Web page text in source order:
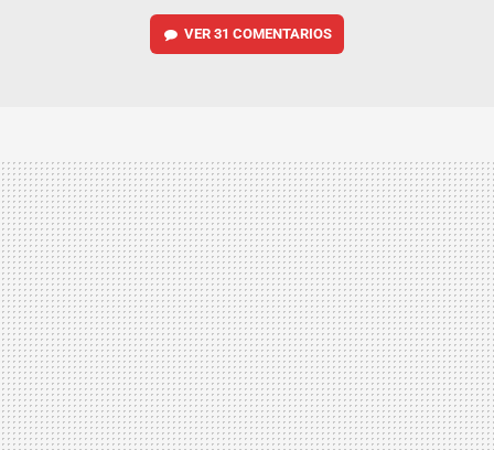
VER 31 COMENTARIOS